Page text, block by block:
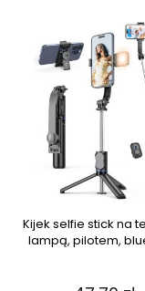
Kijek selfie stick na
lampą, pilotem,